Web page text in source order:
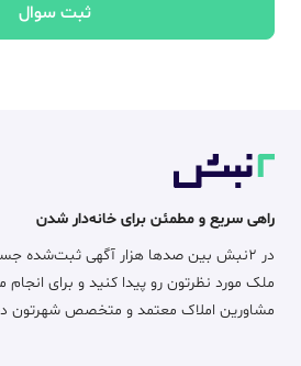
ثبت سوال
راهی سریع و مطمئن برای خانه‌دار شدن
در ۲نبش بین صدها هزار آگهی ثبت‌شده
ملک مورد نظرتون رو پیدا کنید و برای انجام
مشاورین املاک معتمد و متخصص شهرتون در